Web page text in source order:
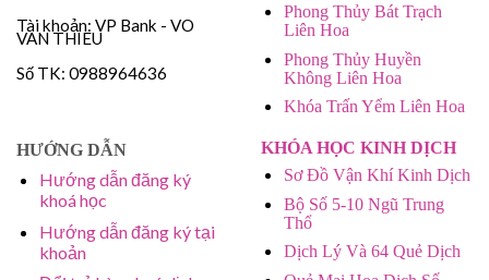
Tài khoản: VP Bank - VO
VAN THIEU
Số TK: 0988964636
HƯỚNG DẪN
Hướng dẫn đăng ký
khoá học
Hướng dẫn đăng ký tại
khoản
Phong Thủy Bát Trạch
Liên Hoa
Phong Thủy Huyền
Không Liên Hoa
Khóa Trấn Yểm Liên Hoa
KHÓA HỌC KINH DỊCH
Sơ Đồ Vận Khí Kinh Dịch
Bộ Số 5-10 Ngũ Trung
Thổ
Dịch Lý Và 64 Quẻ Dịch